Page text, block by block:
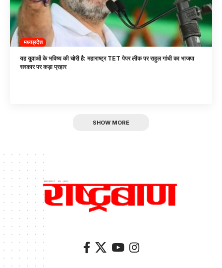
मध्यप्रदेश
यह युवाओं के भविष्य की चोरी है: महाराष्ट्र TET पेपर लीक पर राहुल गांधी का भाजपा
सरकार पर कड़ा प्रहार
SHOW MORE